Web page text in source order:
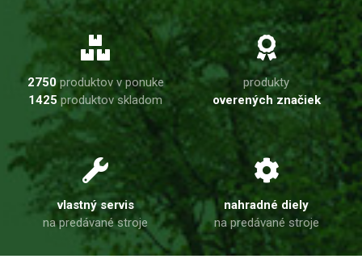
2750produktov v ponuke
1425produktov skladom
produkty
overených značiek
vlastný servis
na predávané stroje
nahradné diely
na predávané stroje